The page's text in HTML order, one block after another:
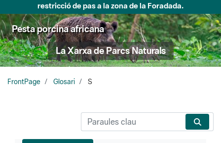
restricció de pas a la zona de la Foradada.
Pesta porcina africana
La Xarxa de Parcs Naturals
FrontPage Glosari S